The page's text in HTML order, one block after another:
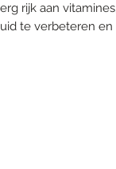
rijk aan
te verbeteren